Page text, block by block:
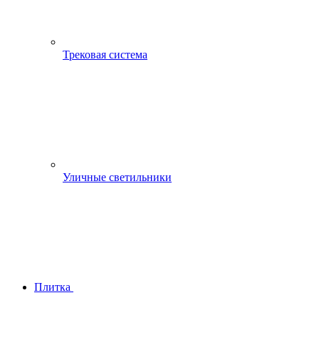
Трековая система
Уличные светильники
Плитка